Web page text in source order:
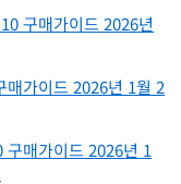
구매가이드 2026년
매가이드 2026년 1월 2
구매가이드 2026년 1